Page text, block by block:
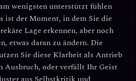
wenigsten unterstützt fühlen
ist der Moment, in dem Sie die
Lage erkennen, aber noch
etwas daran zu ändern. Die
Sie diese Klarheit als Antrieb
Ausbruch, oder verfällt Ihr Geist